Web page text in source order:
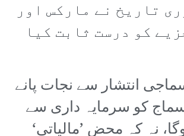
تاریخ نے مارکس اور
کو درست ثابت کیا
انتشار سے نجات پانے
کو سرمایہ داری سے
نہ کہ محض ’مالیاتی‘